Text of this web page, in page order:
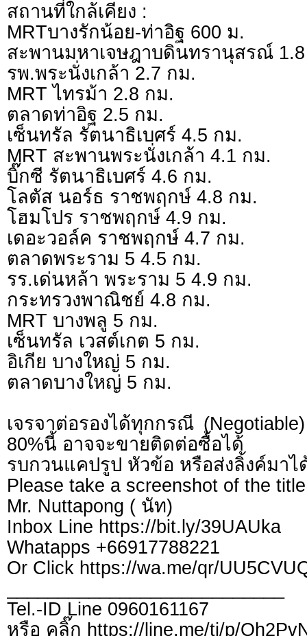
สถานที่ใกล้เคียง :
MRTบางรักน้อย-ท่าอิฐ 600 ม.
สะพานมหาเจษฎาบดินทรานุสรณ์
รพ.พระนั่งเกล้า 2.7 กม.
MRT ไทรม้า 2.8 กม.
ตลาดท่าอิฐ 2.5 กม.
เซ็นทรัล รัตนาธิเบศร์ 4.5 กม.
MRT สะพานพระนั่งเกล้า 4.1 กม.
บิ๊กซี รัตนาธิเบศร์ 4.6 กม.
โลตัส นอร์ธ ราชพฤกษ์ 4.8 กม.
โฮมโปร ราชพฤกษ์ 4.9 กม.
เดอะวอล์ค ราชพฤกษ์ 4.7 กม.
ตลาดพระราม 5 4.5 กม.
รร.เด่นหล้า พระราม 5 4.9 กม.
กระทรวงพาณิชย์ 4.8 กม.
MRT บางพลู 5 กม.
เซ็นทรัล เวสต์เกต 5 กม.
อิเกีย บางใหญ่ 5 กม.
ตลาดบางใหญ่ 5 กม.
เจรจาต่อรองได้ทุกกรณี
80%นี้ อาจจะขายติดต่อซื้อได้
รบกวนแคปรูป หัวข้อ หรือส่งลิ้งค์มาไ
Please take a screenshot of the
Mr. Nuttapong ( นัท)
Inbox Line https://bit.ly/39UAUka
Whatapps +66917788221
Or Click https://wa.me/qr/
Tel.-ID Line 0960161167
หรือ คลิ๊ก https://line.me/ti/p/